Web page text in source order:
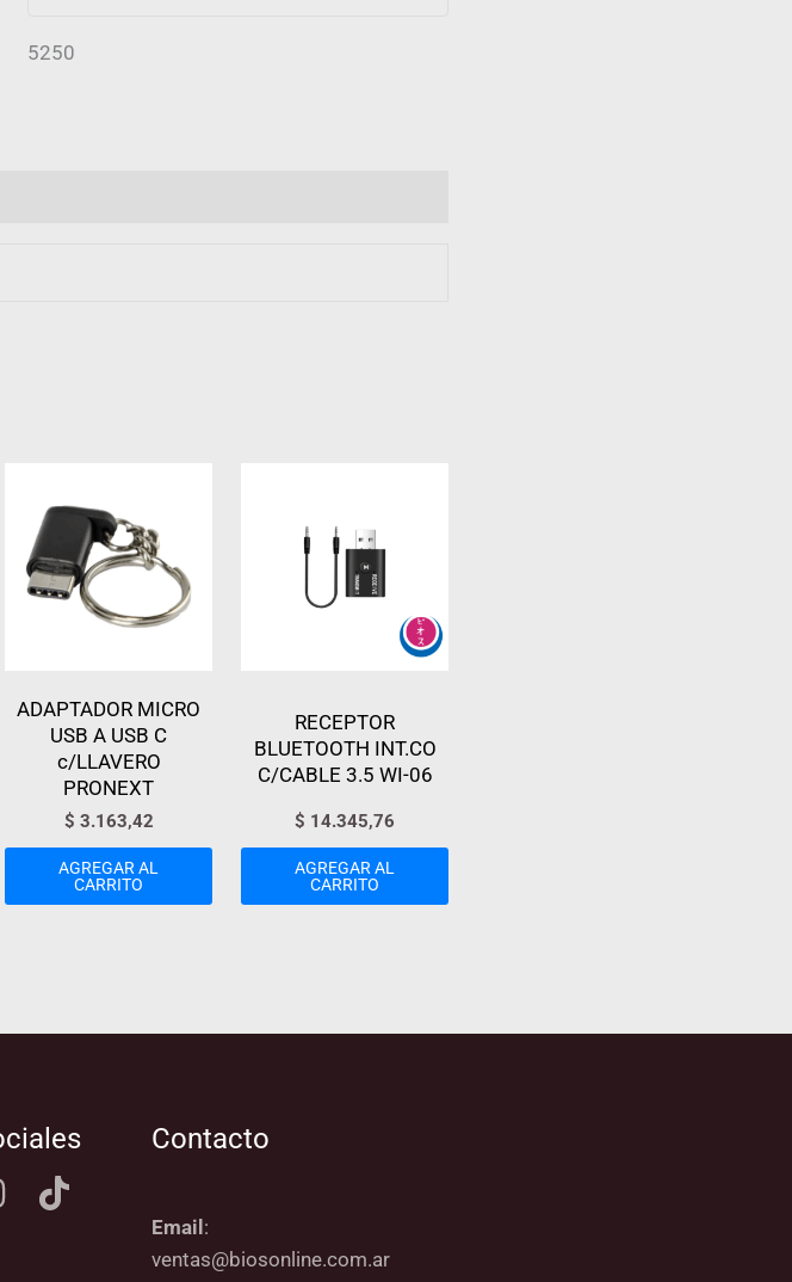
5250
ADAPTADOR MICRO
USB A USB C
c/LLAVERO
PRONEXT
$ 3.163,42
AGREGAR AL
CARRITO
RECEPTOR
BLUETOOTH INT.CO
C/CABLE 3.5 WI-06
$ 14.345,76
AGREGAR AL
CARRITO
Contacto
Email :
ventas@biosonline.com.ar